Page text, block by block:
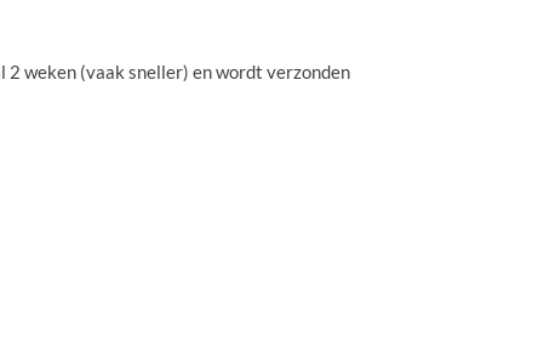
weken (vaak sneller) en wordt verzonden